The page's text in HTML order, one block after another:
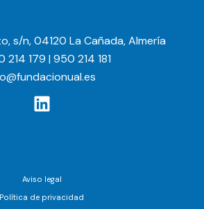
s/n, 04120 La Cañada, Almería
214 179 | 950 214 181
Aviso legal
Política de privacidad